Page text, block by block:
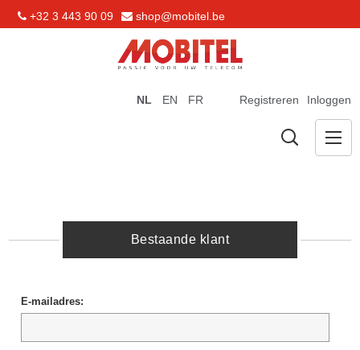
+32 3 443 90 09 shop@mobitel.be
Registreren Inloggen
NL EN FR
Bestaande klant
E-mailadres: